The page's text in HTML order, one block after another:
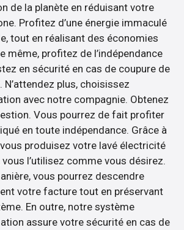
de la planète en réduisant votre
Profitez d’une énergie immaculé
tout en réalisant des économies
même, profitez de l’indépendance
en sécurité en cas de coupure de
N’attendez plus, choisissez
avec notre compagnie. Obtenez
Vous pourrez de fait profiter
en toute indépendance. Grâce à
produisez votre lavé électricité
l’utilisez comme vous désirez.
vous pourrez descendre
votre facture tout en préservant
En outre, notre système
assure votre sécurité en cas de